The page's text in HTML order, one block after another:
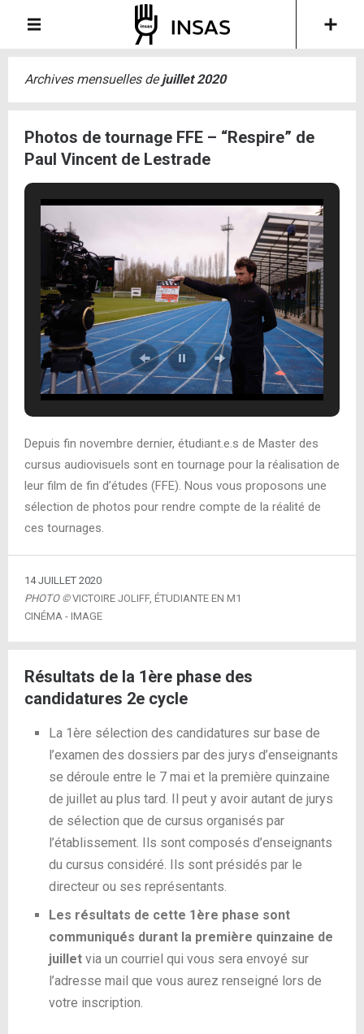
Archives mensuelles dejuillet 2020
Photos de tournage FFE – “Respire” de
Paul Vincent de Lestrade
Depuis fin novembre dernier, étudiant.e.s de Master des
cursus audiovisuels sont en tournage pour la réalisation de
leur film de fin d’études (FFE). Nous vous proposons une
sélection de photos pour rendre compte de la réalité de
ces tournages.
14 JUILLET 2020
PHOTO ©VICTOIRE JOLIFF, ÉTUDIANTE EN M1
CINÉMA - IMAGE
Résultats de la 1ère phase des
candidatures 2e cycle
La 1 ère sélection des candidatures sur base de
l’examen des dossiers par des jurys d’enseignants
se déroule entre le 7 mai et la première quinzaine
de juillet au plus tard. Il peut y avoir autant de jurys
de sélection que de cursus organisés par
l’établissement. Ils sont composés d’enseignants
du cursus considéré. Ils sont présidés par le
directeur ou ses représentants.
Les résultats de cette 1 ère phase sont
communiqués durant la première quinzaine de
juillet via un courriel qui vous sera envoyé sur
l’adresse mail que vous aurez renseigné lors de
votre inscription.